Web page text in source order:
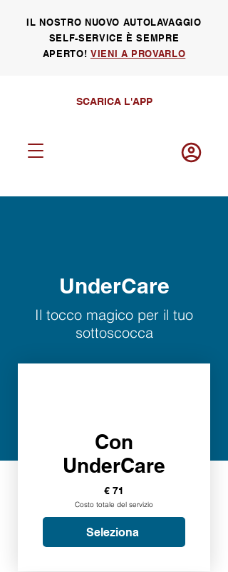
IL NOSTRO NUOVO AUTOLAVAGGIO
SELF-SERVICE È SEMPRE
APERTO! VIENI A PROVARLO
SCARICA L'APP
UnderCare
Il tocco magico per il tuo
sottoscocca
Con
UnderCare
€ 71
Costo totale del servizio
Seleziona